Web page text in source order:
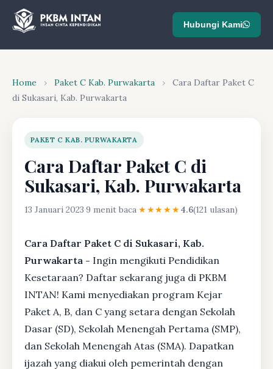
Hubungi Kami
Home › Paket C Kab. Purwakarta ›
Cara Daftar Paket C
di Sukasari, Kab. Purwakarta
PAKET C KAB. PURWAKARTA
Cara Daftar Paket C di
Sukasari, Kab. Purwakarta
13 Januari 2023·9 menit baca·★★★★★4.6(121 ulasan)
Cara Daftar Paket C di Sukasari, Kab.
Purwakarta - Ingin mengikuti Pendidikan
Kesetaraan? Daftar sekarang juga di PKBM
INTAN! Kami menyediakan program Kejar
Paket A, B, dan C yang setara dengan Sekolah
Dasar (SD), Sekolah Menengah Pertama (SMP),
dan Sekolah Menengah Atas (SMA). Dapatkan
ijazah yang diakui oleh pemerintah dengan